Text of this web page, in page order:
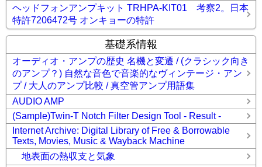
ヘッドフォンアンプキット TRHPA-KIT01 考察2。日本
特許7206472号 オンキョーの特許
基礎系情報
オーディオ・アンプの歴史 名機と変遷 / (クラシック向き
のアンプ？) 自然な音色で音楽的なヴィンテージ・アン
プ / 大人のアンプ比較 / 真空管アンプ用語集
AUDIO AMP
(Sample)Twin-T Notch Filter Design Tool - Result -
Internet Archive: Digital Library of Free & Borrowable
Texts, Movies, Music & Wayback Machine
地表面の熱収支と気象